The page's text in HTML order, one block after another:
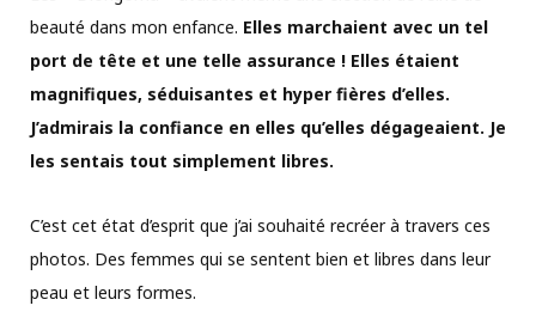
beauté dans mon enfance. Elles marchaient avec un tel
port de tête et une telle assurance ! Elles étaient
magnifiques, séduisantes et hyper fières d’elles.
J’admirais la confiance en elles qu’elles dégageaient. Je
les sentais tout simplement libres.
C’est cet état d’esprit que j’ai souhaité recréer à travers ces
photos. Des femmes qui se sentent bien et libres dans leur
peau et leurs formes.